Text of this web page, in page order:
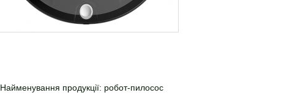
Найменування продукції: робот-пилосос